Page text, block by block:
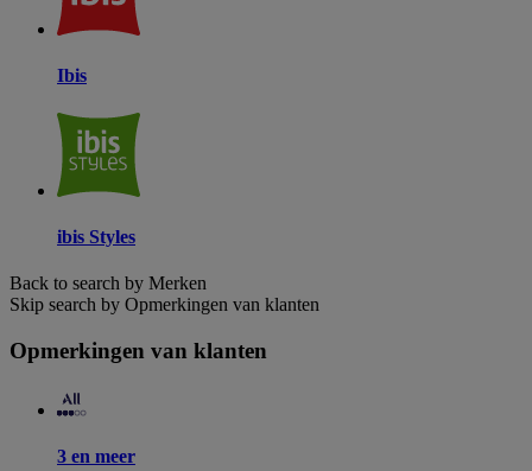
Ibis
ibis Styles
Back to search by Merken
Skip search by Opmerkingen van klanten
Opmerkingen van klanten
3 en meer